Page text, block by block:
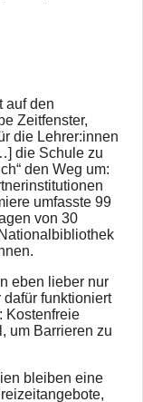
auf den
Zeitfenster,
die Lehrer:innen
die Schule zu
den Weg um:
umfasste 99
von 30
eben lieber nur
funktioniert
Kostenfreie
um Barrieren zu
bleiben eine